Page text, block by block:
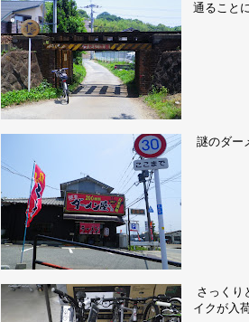
通ること
謎のダー
さっくり
イクが入